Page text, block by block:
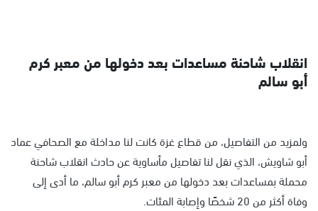
انقلاب شاحنة مساعدات بعد دخولها من معبر كرم
أبو سالم
ولمزيد من التفاصيل، من قطاع غزة كانت لنا مداخلة مع الصحافي عماد
أبو شاويش، الذي نقل لنا تفاصيل مأساوية عن حادث انقلاب شاحنة
محملة بمساعدات بعد دخولها من معبر كرم أبو سالم، ما أدى إلى
وفاة أكثر من 20 شخصًا وإصابة المئات.